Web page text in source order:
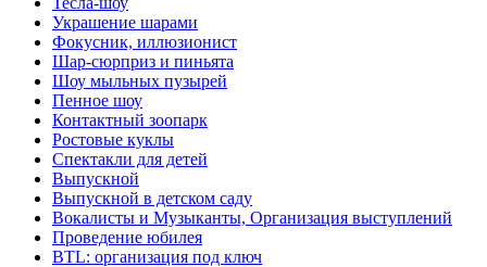
Украшение шарами
Фокусник, иллюзионист
Шар-сюрприз и пиньята
Шоу мыльных пузырей
Пенное шоу
Контактный зоопарк
Ростовые куклы
Спектакли для детей
Выпускной
Выпускной в детском саду
Вокалисты и Музыканты, Организация выступлений
Проведение юбилея
BTL: организация под ключ